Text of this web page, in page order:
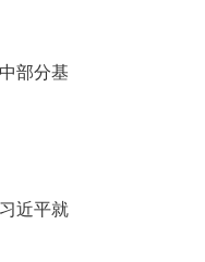
部分基
近平就